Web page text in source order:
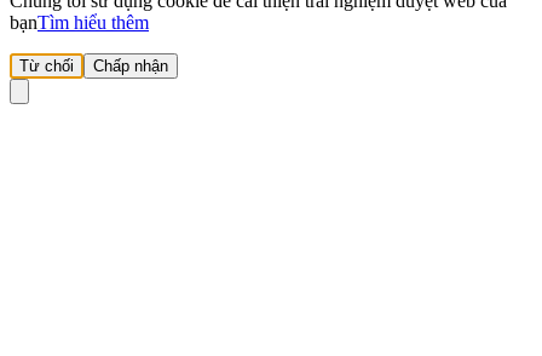
bạnTìm hiểu thêm
Từ chối Chấp nhận